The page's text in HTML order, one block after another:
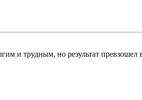
и трудным, но результат превзошел